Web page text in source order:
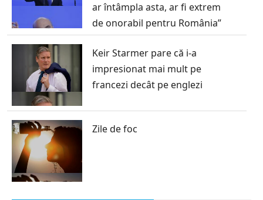
ar întâmpla asta, ar fi extrem
de onorabil pentru România”
Keir Starmer pare că i-a
impresionat mai mult pe
francezi decât pe englezi
Zile de foc